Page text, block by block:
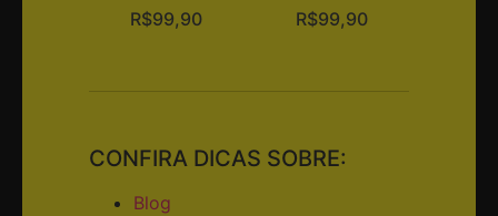
R$99,90 R$99,90
CONFIRA DICAS SOBRE:
Blog